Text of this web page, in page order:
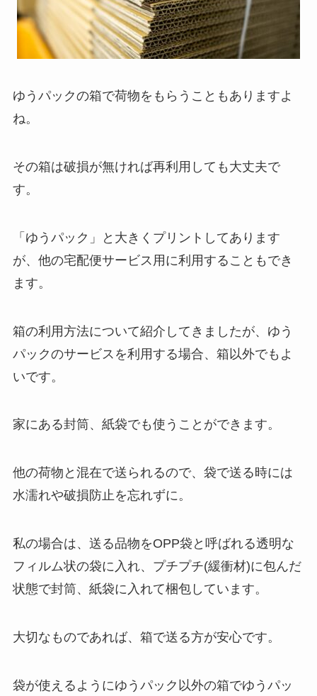
ゆうパックの箱で荷物をもらうこともありますよ
ね。
その箱は破損が無ければ再利用しても大丈夫で
す。
「ゆうパック」と大きくプリントしてあります
が、他の宅配便サービス用に利用することもでき
ます。
箱の利用方法について紹介してきましたが、ゆう
パックのサービスを利用する場合、箱以外でもよ
いです。
家にある封筒、紙袋でも使うことができます。
他の荷物と混在で送られるので、袋で送る時には
水濡れや破損防止を忘れずに。
私の場合は、送る品物をOPP袋と呼ばれる透明な
フィルム状の袋に入れ、プチプチ(緩衝材)に包んだ
状態で封筒、紙袋に入れて梱包しています。
大切なものであれば、箱で送る方が安心です。
袋が使えるようにゆうパック以外の箱でゆうパッ